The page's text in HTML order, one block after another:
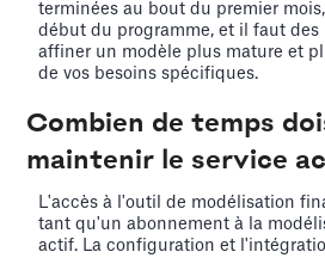
terminées au bout du premier
début du programme, et il faut
affiner un modèle plus mature et
de vos besoins spécifiques.
Combien de temps
maintenir le service
L'accès à l'outil de modélisation
tant qu'un abonnement à la
actif. La configuration et